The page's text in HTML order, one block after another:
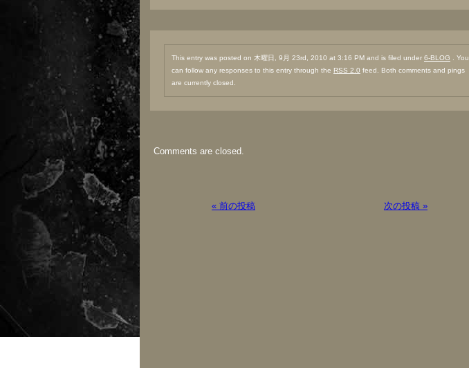
This entry was posted on 木曜日, 9月 23rd, 2010 at 3:16 PM and is filed under 6-BLOG . You
can follow any responses to this entry through the RSS 2.0 feed. Both comments and pings
are currently closed.
Comments are closed.
« 前の投稿 次の投稿 »